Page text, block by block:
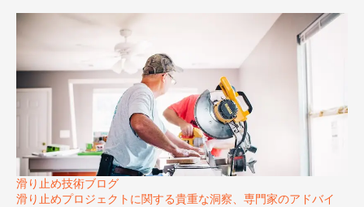
滑り止め技術ブログ
滑り止めプロジェクトに関する貴重な洞察、専門家のアドバイ